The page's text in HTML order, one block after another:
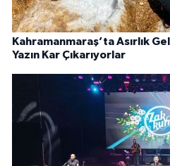
Kahramanmaraş’ta Asırlık
Yazın Kar Çıkarıyorlar